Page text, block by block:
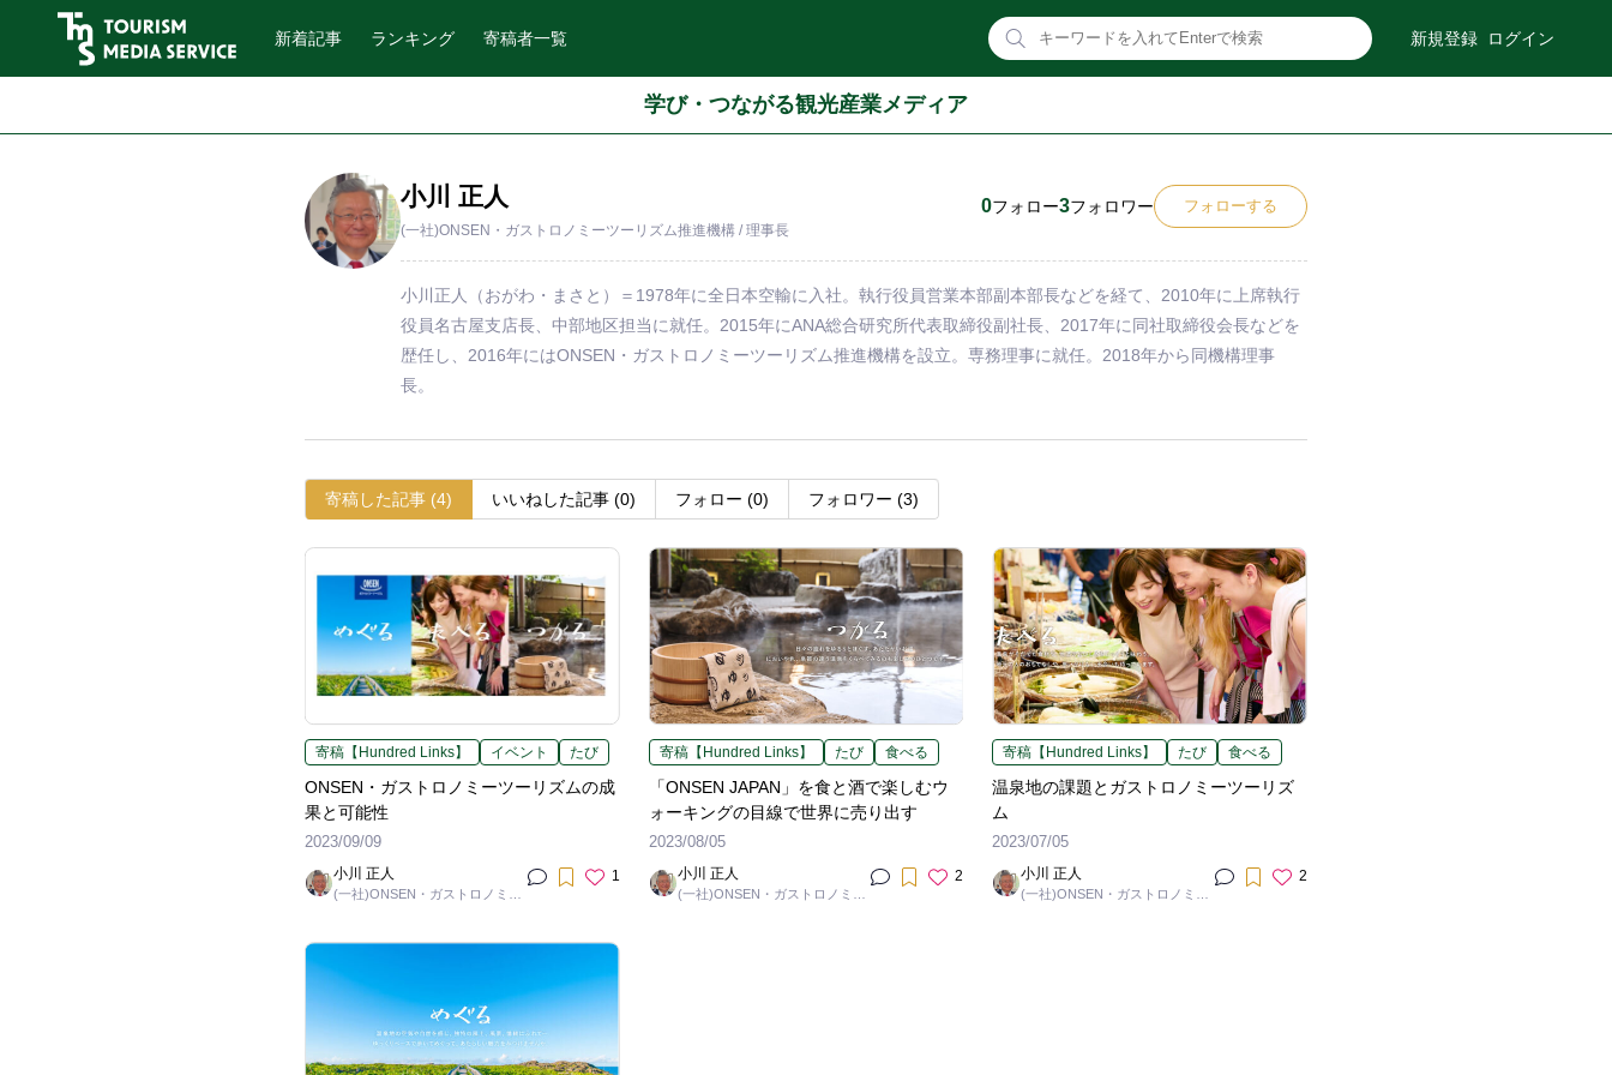
新着記事 ランキング 寄稿者一覧 新規登録 ログイン
学び・つながる観光産業メディア
小川 正人
(一社)ONSEN・ガストロノミーツーリズム推進機構 / 理事長
0フォロー3フォロワー フォローする
小川正人（おがわ・まさと）＝1978年に全日本空輸に入社。執行役員営業本部副本部長などを経て、2010年に上席執行
役員名古屋支店長、中部地区担当に就任。2015年にANA総合研究所代表取締役副社長、2017年に同社取締役会長などを
歴任し、2016年にはONSEN・ガストロノミーツーリズム推進機構を設立。専務理事に就任。2018年から同機構理事
長。
寄稿した記事 (4) いいね した記事 (0) フォロー (0) フォロワー (3)
寄稿【Hundred Links】 イベント たび
ONSEN・ガストロノミーツーリズムの成
果と可能性
2023/09/09
小川 正人
(一社)ONSEN・ガストロノミー
1
寄稿【Hundred Links】 たび 食べる
「ONSEN JAPAN」を食と酒で楽しむウ
ォーキングの目線で世界に売り出す
2023/08/05
小川 正人
(一社)ONSEN・ガストロノミー
2
寄稿【Hundred Links】 たび 食べる
温泉地の課題とガストロノミーツーリズ
ム
2023/07/05
小川 正人
(一社)ONSEN・ガストロノミー
2